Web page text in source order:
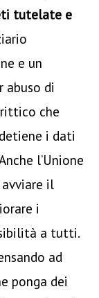
tutelate e
e un
abuso di
che
i dati
l’Unione
il
i
a tutti.
ad
ponga dei